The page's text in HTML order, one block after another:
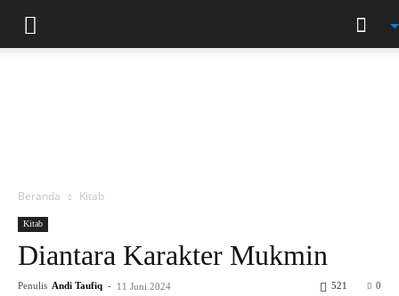
Beranda Kitab
Kitab
Diantara Karakter Mukmin
Penulis Andi Taufiq - 11 Juni 2024 0
521